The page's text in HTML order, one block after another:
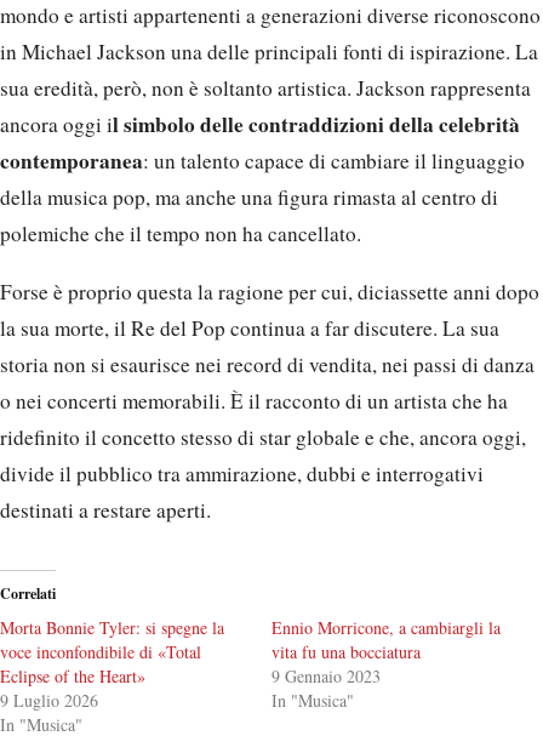
mondo e artisti appartenenti a generazioni diverse riconoscono
in Michael Jackson una delle principali fonti di ispirazione. La
sua eredità, però, non è soltanto artistica. Jackson rappresenta
ancora oggi il simbolo delle contraddizioni della celebrità
contemporanea: un talento capace di cambiare il linguaggio
della musica pop, ma anche una figura rimasta al centro di
polemiche che il tempo non ha cancellato.
Forse è proprio questa la ragione per cui, diciassette anni dopo
la sua morte, il Re del Pop continua a far discutere. La sua
storia non si esaurisce nei record di vendita, nei passi di danza
o nei concerti memorabili. È il racconto di un artista che ha
ridefinito il concetto stesso di star globale e che, ancora oggi,
divide il pubblico tra ammirazione, dubbi e interrogativi
destinati a restare aperti.
Correlati
Morta Bonnie Tyler: si spegne la
voce inconfondibile di «Total
Eclipse of the Heart»
9 Luglio 2026
In "Musica"
Ennio Morricone, a cambiargli la
vita fu una bocciatura
9 Gennaio 2023
In "Musica"